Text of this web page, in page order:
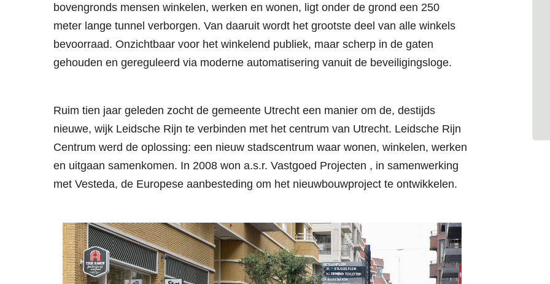
bovengronds mensen winkelen, werken en wonen, ligt onder de grond een 250
meter lange tunnel verborgen. Van daaruit wordt het grootste deel van alle winkels
bevoorraad. Onzichtbaar voor het winkelend publiek, maar scherp in de gaten
gehouden en gereguleerd via moderne automatisering vanuit de beveiligingsloge.
Ruim tien jaar geleden zocht de gemeente Utrecht een manier om de, destijds
nieuwe, wijk Leidsche Rijn te verbinden met het centrum van Utrecht. Leidsche Rijn
Centrum werd de oplossing: een nieuw stadscentrum waar wonen, winkelen, werken
en uitgaan samenkomen. In 2008 won a.s.r. Vastgoed Projecten , in samenwerking
met Vesteda, de Europese aanbesteding om het nieuwbouwproject te ontwikkelen.